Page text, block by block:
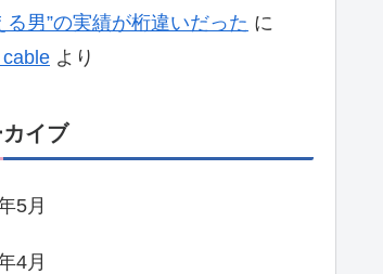
る男”の実績が桁違いだった に
より
イブ
5月
4月